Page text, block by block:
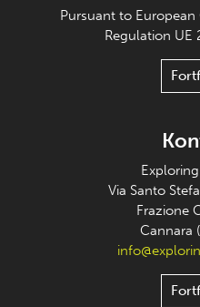
Pursuant to
Regulation UE
Via Santo
Frazione
Cannara